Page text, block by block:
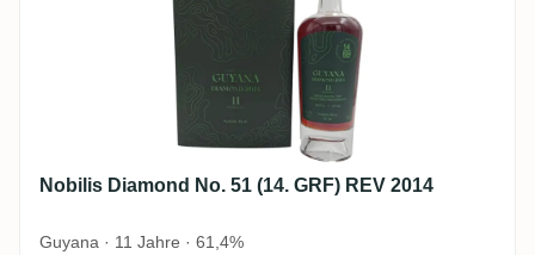
Nobilis Diamond No. 51 (14. GRF) REV 2014
Guyana · 11 Jahre · 61,4%